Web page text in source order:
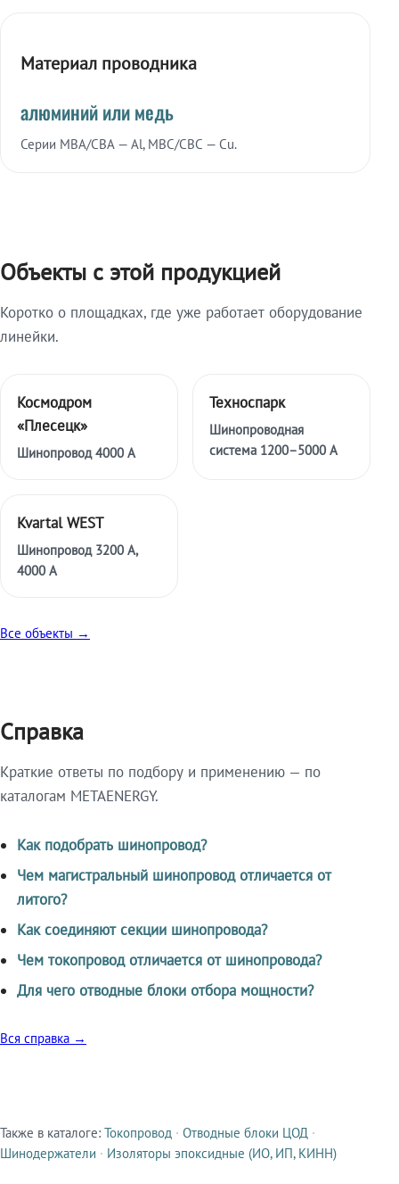
Материал проводника
алюминий или медь
Серии МВА/СВА — Al, МВС/СВС — Cu.
Объекты с этой продукцией
Коротко о площадках, где уже работает оборудование
линейки.
Космодром
«Плесецк»
Шинопровод 4000 А
Техноспарк
Шинопроводная
система 1200–5000 А
Kvartal WEST
Шинопровод 3200 А,
4000 А
Все объекты →
Справка
Краткие ответы по подбору и применению — по
каталогам METAENERGY.
Как подобрать шинопровод?
Чем магистральный шинопровод отличается от
литого?
Как соединяют секции шинопровода?
Чем токопровод отличается от шинопровода?
Для чего отводные блоки отбора мощности?
Вся справка →
Смежные продукты
Также в каталоге: Токопровод · Отводные блоки ЦОД ·
Шинодержатели · Изоляторы эпоксидные (ИО, ИП, КИНН)